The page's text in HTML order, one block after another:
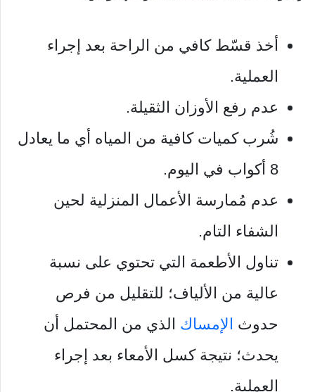
أخذ قسّط كافي من الراحة بعد إجراء
العملية.
عدم رفع الأوزان الثقيلة.
شُرب كميات كافية من المياه أي ما يعادل
8 أكواب في اليوم.
عدم مُمارسة الأعمال المنزلية لحين
الشفاء التام.
تناول الأطعمة التي تحتوي على نسبة
عالية من الألياف؛ للتقليل من فرص
حدوث الإمساك الذي من المحتمل أن
يحدث؛ نتيجة كسل الأمعاء بعد إجراء
العملية.